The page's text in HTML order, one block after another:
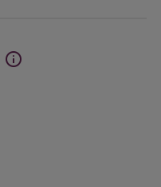
Visa
info